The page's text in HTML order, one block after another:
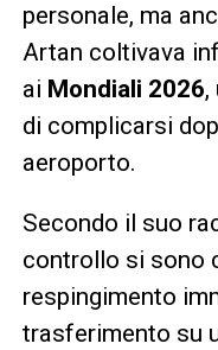
personale, ma
Artan coltivava
ai Mondiali 2026,
di complicarsi
aeroporto.
Secondo il suo
controllo si sono
respingimento
trasferimento su